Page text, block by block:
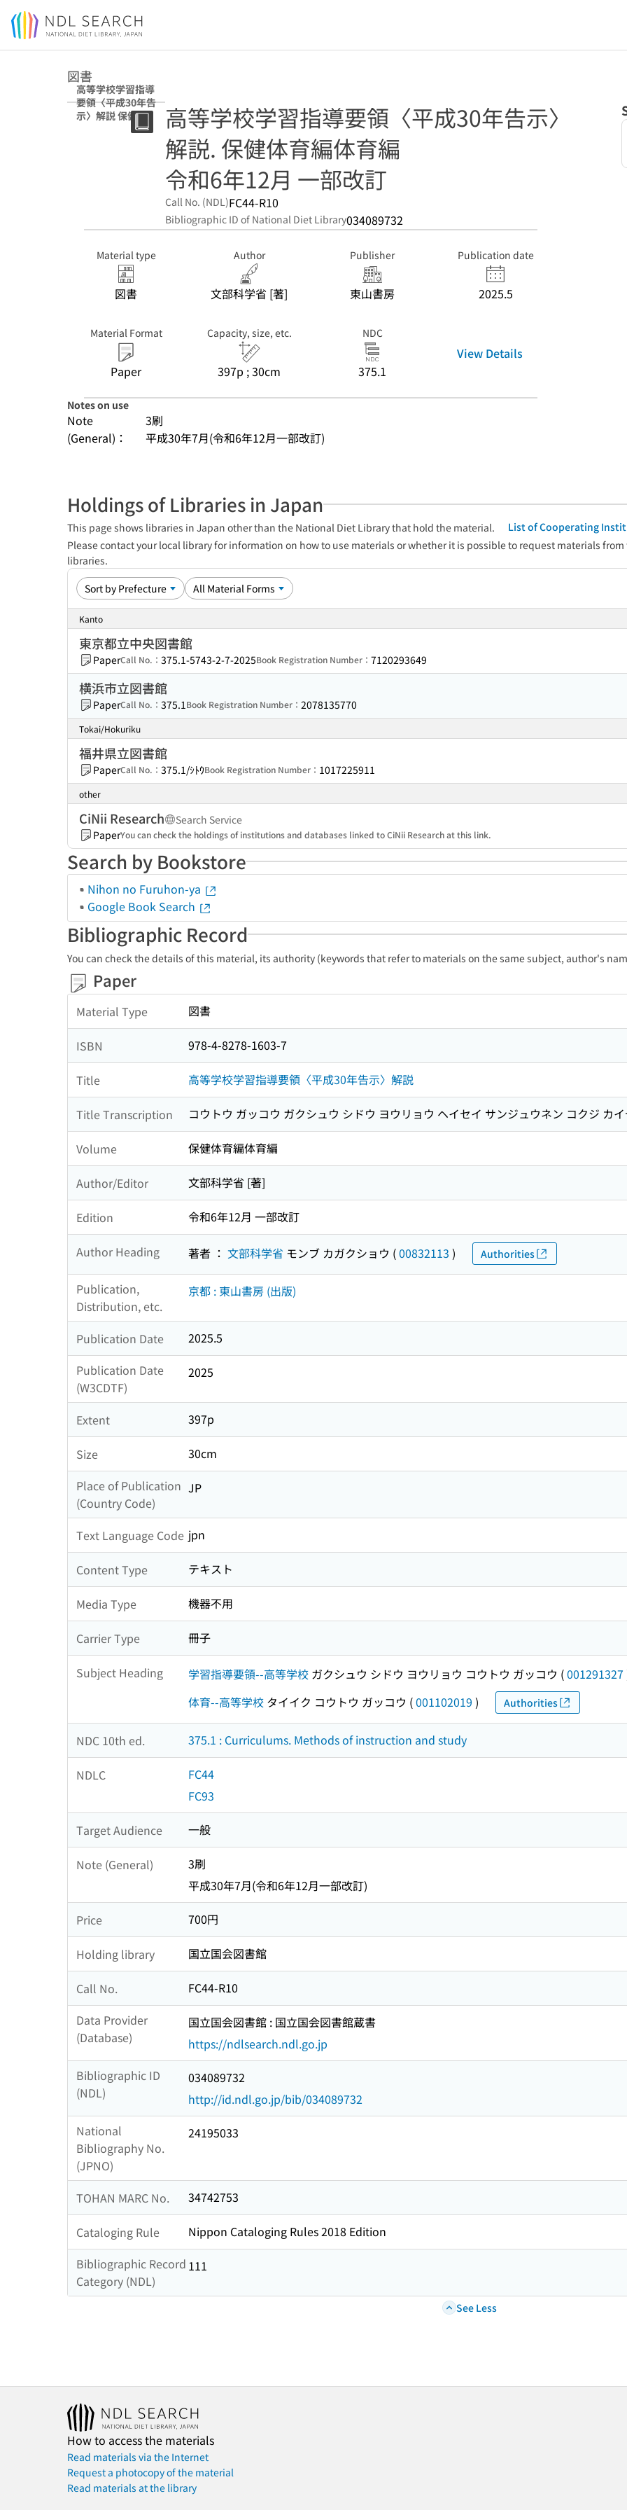
Jump to main content
図書
高等学校学習指導
要領〈平成30年告
示〉解説 保健体
育編体育編 令和6
高等学校学習指導要領〈平成30年告示〉
解説. 保健体育編体育編
令和6年12月 一部改訂
Call No. (NDL)FC44-R10
Bibliographic ID of National Diet Library034089732
Material type
図書
Author
文部科学省 [著]
Publisher
東山書房
Publication date
2025.5
Material Format
Paper
Capacity, size, etc.
397p ; 30cm
NDC
375.1
View Details
Notes on use
Note
(General)：
3刷
平成30年7月(令和6年12月一部改訂)
Holdings of Libraries in Japan
This page shows libraries in Japan other than the National Diet Library that hold the material.
List of Cooperating
Please contact your local library for information on how to use materials or whether it is possible to request materials
libraries.
Kanto
東京都立中央図書館
PaperCall No.： 375.1-5743-2-7-2025Book Registration Number： 7120293649
横浜市立図書館
PaperCall No.： 375.1Book Registration Number： 2078135770
Tokai/Hokuriku
福井県立図書館
PaperCall No.： 375.1/ｼﾄｳBook Registration Number： 1017225911
other
CiNii Research
Search Service
PaperYou can check the holdings of institutions and databases linked to CiNii Research at this link.
Search by Bookstore
Nihon no Furuhon-ya
Google Book Search
Bibliographic Record
You can check the details of this material, its authority (keywords that refer to materials on the same subject, author's
Paper
Material Type 図書
ISBN 978-4-8278-1603-7
Title 高等学校学習指導要領〈平成30年告示〉解説
Title Transcription コウトウ ガッコウ ガクシュウ シドウ ヨウリョウ ヘイセイ サンジュウネン コクジ カ
Volume 保健体育編体育編
Author/Editor 文部科学省 [著]
Edition 令和6年12月 一部改訂
Author Heading 著者 ： 文部科学省 モンブ カガクショウ (00832113 ) Authorities
Publication,
Distribution, etc.
京都 : 東山書房 (出版)
Publication Date
2025.5
Publication Date
(W3CDTF)
2025
Extent 397p
Size
30cm
Place of Publication
(Country Code)
JP
Text Language Code jpn
Content Type テキスト
Media Type 機器不用
Carrier Type 冊子
Subject Heading 学習指導要領--高等学校 ガクシュウ シドウ ヨウリョウ コウトウ ガッコウ (001291327
体育--高等学校 タイイク コウトウ ガッコウ (001102019 ) Authorities
NDC 10th ed. 375.1 : Curriculums. Methods of instruction and study
NDLC
FC44
FC93
Target Audience 一般
Note (General)
3刷
平成30年7月(令和6年12月一部改訂)
Price 700円
Holding library 国立国会図書館
Call No.
FC44-R10
Data Provider
(Database)
国立国会図書館 : 国立国会図書館蔵書
https://ndlsearch.ndl.go.jp
Bibliographic ID
(NDL)
034089732
http://id.ndl.go.jp/bib/034089732
National
Bibliography No.
(JPNO)
24195033
TOHAN MARC No. 34742753
Cataloging Rule
Nippon Cataloging Rules 2018 Edition
Bibliographic Record
Category (NDL)
111
See Less
How to access the materials
Read materials via the Internet
Request a photocopy of the material
Read materials at the library